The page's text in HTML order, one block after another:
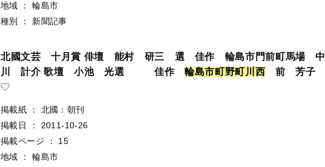
地域
：
輪島市
種別
： 新聞記事
北國文芸 十月賞 俳壇 能村 研三 選 佳作 輪島市門前町馬場 中
川 計介 歌壇 小池 光選 佳作輪島市町野町川 西 前 芳子
掲載紙 ：
北國：朝刊
掲載日
：
2011-10-26
掲載ページ
：
15
地域
：
輪島市